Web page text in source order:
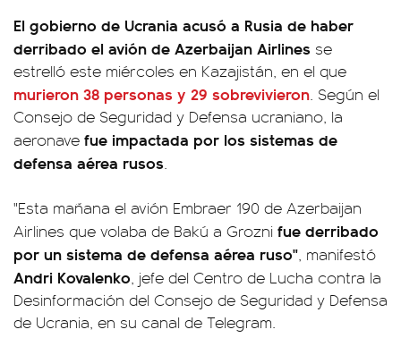
El gobierno de Ucrania acusó a Rusia de haber
derribado el avión de Azerbaijan Airlines se
estrelló este miércoles en Kazajistán, en el que
murieron 38 personas y 29 sobrevivieron. Según el
Consejo de Seguridad y Defensa ucraniano, la
aeronave fue impactada por los sistemas de
defensa aérea rusos.
"Esta mañana el avión Embraer 190 de Azerbaijan
Airlines que volaba de Bakú a Grozni fue derribado
por un sistema de defensa aérea ruso", manifestó
Andri Kovalenko, jefe del Centro de Lucha contra la
Desinformación del Consejo de Seguridad y Defensa
de Ucrania, en su canal de Telegram.